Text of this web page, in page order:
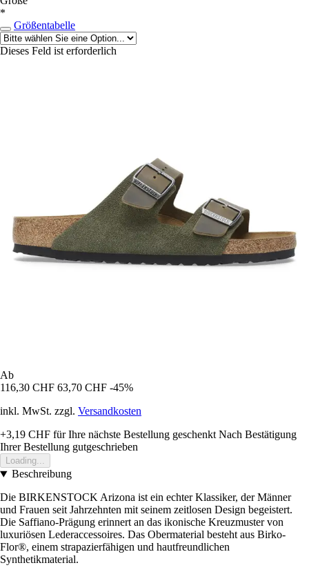
*
Größentabelle
Dieses Feld ist erforderlich
Ab
116,30 CHF 63,70 CHF -45%
inkl. MwSt. zzgl. Versandkosten
+3,19 CHF für Ihre nächste Bestellung geschenkt Nach Bestätigung
Ihrer Bestellung gutgeschrieben
Loading...
Beschreibung
Die BIRKENSTOCK Arizona ist ein echter Klassiker, der Männer
und Frauen seit Jahrzehnten mit seinem zeitlosen Design begeistert.
Die Saffiano-Prägung erinnert an das ikonische Kreuzmuster von
luxuriösen Lederaccessoires. Das Obermaterial besteht aus Birko-
Flor®, einem strapazierfähigen und hautfreundlichen
Synthetikmaterial.